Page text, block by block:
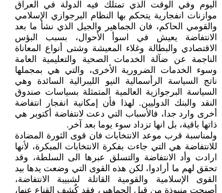
اليوم وفي الوقت الذي تمتلك فيه الدولة في العراق
موازنات انفجارية يتحكم بها النظام البرجوازي الإسلامي
والقومي الحاكم، فان الجماهير والجيل الذي نشأ ما بعد
الانتفاضة يعيش في اسوأ الأحوال، بسبب البؤس
الاقتصادي والبطالة وغلاء المعيشة وشتى أنواع المعاناة
الناجمة عن ضآلة الخدمات الصحية والتعليمية العامة
وسوء الخدمات الضرورية الأخرى، والتي هي بمجملها
ناتج السياسة الرأسمالية النيو الليبرالية السائدة وهي
السياسة البرجوازية العالمية المتمثلة بسياسات صندوق
النقد والبنك الدوليين. لهذا فأن إمكانية انفجار انتفاضة
أخرى وارد جدا، فالأسباب التي دعت لانتفاضة أكتوبر هي
ذاتها باقية، بل انها تزداد سوء يوما بعد آخر.
ولمناسبة قرب موعد الانتخابات فان قوى الثورة المضادة
للانتفاضة هي التي جاءت بفكرة الانتخابات المبكرة، لأنها
ارادت وأد الانتفاضة والتسلق عبرها الى السلطة، وقد
تحقق لهم ما أرادوا، لكن هذه القوى التي وضعت يدها بيد
القوى الإسلامية والقومية القاتلة لشبيبة الانتفاضة،
أصبحت منبوذة من قبل الجماهير، فقد كٌشف القناع عنها،